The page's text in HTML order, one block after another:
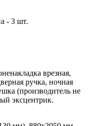
- 3 шт.
врезная,
ручка, ночная
(производитель не
эксцентрик.